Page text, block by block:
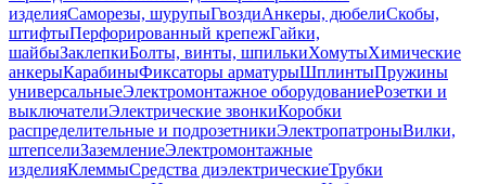
изделияСаморезы, шурупыГвоздиАнкеры, дюбелиСкобы,
штифтыПерфорированный крепежГайки,
шайбыЗаклепкиБолты, винты, шпилькиХомутыХимические
анкерыКарабиныФиксаторы арматурыШплинтыПружины
универсальныеЭлектромонтажное оборудованиеРозетки и
выключателиЭлектрические звонкиКоробки
распределительные и подрозетникиЭлектропатроныВилки,
штепселиЗаземлениеЭлектромонтажные
изделияКлеммыСредства диэлектрическиеТрубки